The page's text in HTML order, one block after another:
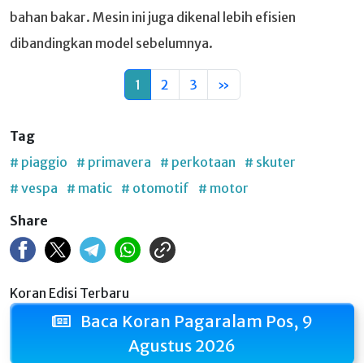
bahan bakar. Mesin ini juga dikenal lebih efisien
dibandingkan model sebelumnya.
1 2 3 »
Tag
# piaggio
# primavera # perkotaan
# skuter
# vespa
# matic # otomotif
# motor
Share
Koran Edisi Terbaru
Baca Koran Pagaralam Pos, 9
Agustus 2026